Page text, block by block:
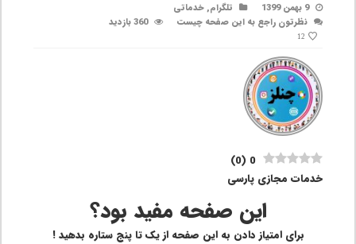
9 بهمن 1399 تلگرام,خدماتی
نظرتون راجع به این صفحه چیست
360 بازدید
12
0
(
0
)
خدمات مجازی پارسی
این صفحه مفید بود؟
برای امتیاز دادن به این صفحه از یک تا پنج ستاره بدهید !